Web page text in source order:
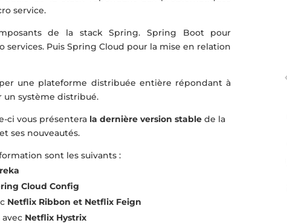
service.
de la stack Spring. Spring Boot pour
Puis Spring Cloud pour la mise en relation
une plateforme distribuée entière répondant à
un système distribué.
ci vous présentera la dernière version stable de la
et ses nouveautés.
sont les suivants :
Cloud Config
Netflix Ribbon et Netflix Feign
Netflix Hystrix